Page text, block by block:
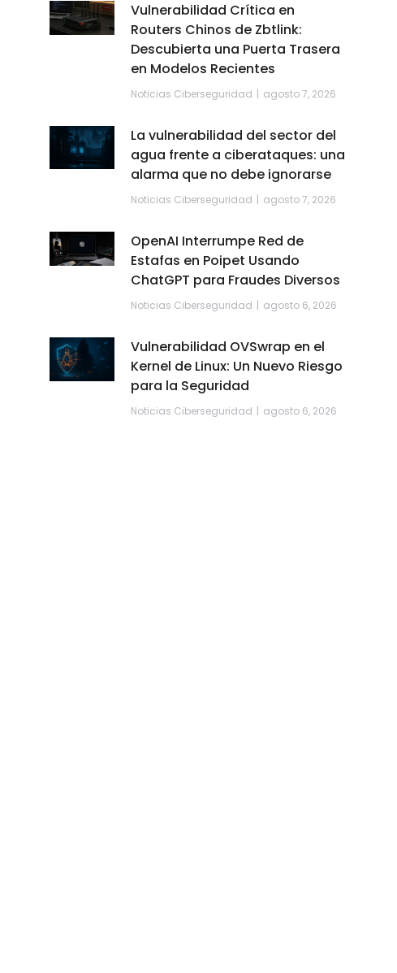
Vulnerabilidad Crítica en
Routers Chinos de Zbtlink:
Descubierta una Puerta Trasera
en Modelos Recientes
Noticias Ciberseguridad agosto 7, 2026
La vulnerabilidad del sector del
agua frente a ciberataques: una
alarma que no debe ignorarse
Noticias Ciberseguridad agosto 7, 2026
OpenAI Interrumpe Red de
Estafas en Poipet Usando
ChatGPT para Fraudes Diversos
Noticias Ciberseguridad agosto 6, 2026
Vulnerabilidad OVSwrap en el
Kernel de Linux: Un Nuevo Riesgo
para la Seguridad
Noticias Ciberseguridad agosto 6, 2026